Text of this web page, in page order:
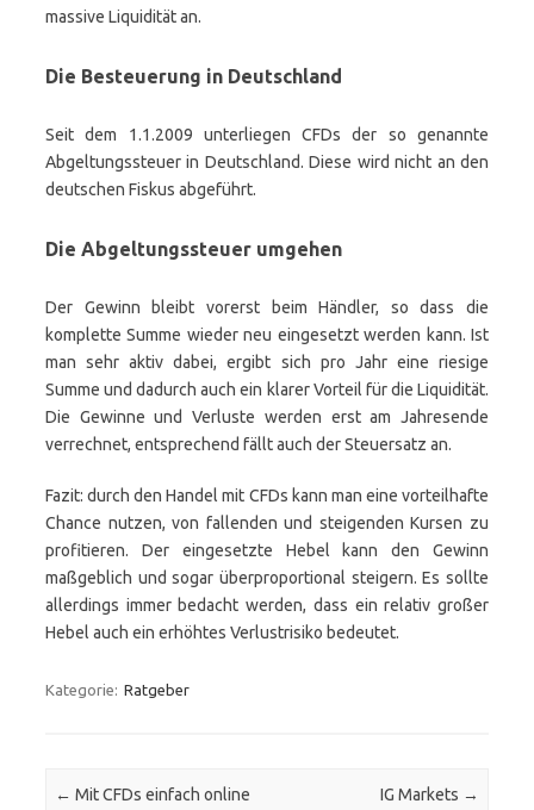
massive Liquidität an.
Die Besteuerung in Deutschland
Seit dem 1.1.2009 unterliegen CFDs der so genannte
Abgeltungssteuer in Deutschland. Diese wird nicht an den
deutschen Fiskus abgeführt.
Die Abgeltungssteuer umgehen
Der Gewinn bleibt vorerst beim Händler, so dass die
komplette Summe wieder neu eingesetzt werden kann. Ist
man sehr aktiv dabei, ergibt sich pro Jahr eine riesige
Summe und dadurch auch ein klarer Vorteil für die Liquidität.
Die Gewinne und Verluste werden erst am Jahresende
verrechnet, entsprechend fällt auch der Steuersatz an.
Fazit: durch den Handel mit CFDs kann man eine vorteilhafte
Chance nutzen, von fallenden und steigenden Kursen zu
profitieren. Der eingesetzte Hebel kann den Gewinn
maßgeblich und sogar überproportional steigern. Es sollte
allerdings immer bedacht werden, dass ein relativ großer
Hebel auch ein erhöhtes Verlustrisiko bedeutet.
Kategorie: Ratgeber
Beitrags-Navigation
← Mit CFDs einfach online
IG Markets →